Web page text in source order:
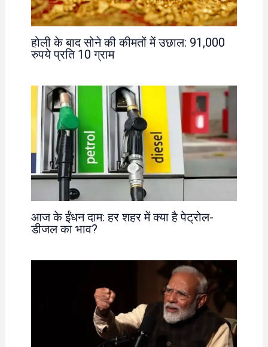
होली के बाद सोने की कीमतों में उछाल: 91,000
रुपये प्रति 10 ग्राम
आज के ईंधन दाम: हर शहर में क्या है पेट्रोल-
डीजल का भाव?